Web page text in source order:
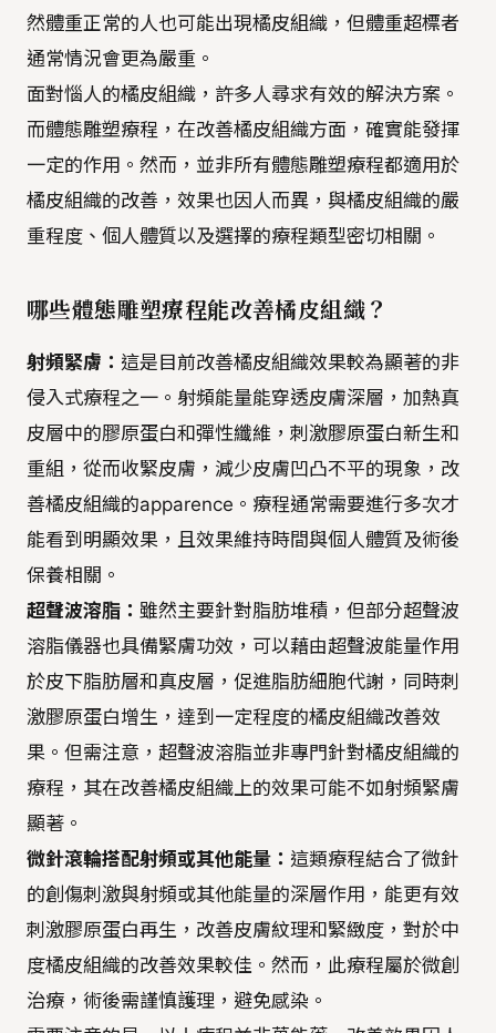
然體重正常的人也可能出現橘皮組織，但體重超標者
通常情況會更為嚴重。
面對惱人的橘皮組織，許多人尋求有效的解決方案。
而體態雕塑療程，在改善橘皮組織方面，確實能發揮
一定的作用。然而，並非所有體態雕塑療程都適用於
橘皮組織的改善，效果也因人而異，與橘皮組織的嚴
重程度、個人體質以及選擇的療程類型密切相關。
哪些體態雕塑療程能改善橘皮組織？
射頻緊膚： 這是目前改善橘皮組織效果較為顯著的非
侵入式療程之一。射頻能量能穿透皮膚深層，加熱真
皮層中的膠原蛋白和彈性纖維，刺激膠原蛋白新生和
重組，從而收緊皮膚，減少皮膚凹凸不平的現象，改
善橘皮組織的apparence。療程通常需要進行多次才
能看到明顯效果，且效果維持時間與個人體質及術後
保養相關。
超聲波溶脂： 雖然主要針對脂肪堆積，但部分超聲波
溶脂儀器也具備緊膚功效，可以藉由超聲波能量作用
於皮下脂肪層和真皮層，促進脂肪細胞代謝，同時刺
激膠原蛋白增生，達到一定程度的橘皮組織改善效
果。但需注意，超聲波溶脂並非專門針對橘皮組織的
療程，其在改善橘皮組織上的效果可能不如射頻緊膚
顯著。
微針滾輪搭配射頻或其他能量： 這類療程結合了微針
的創傷刺激與射頻或其他能量的深層作用，能更有效
刺激膠原蛋白再生，改善皮膚紋理和緊緻度，對於中
度橘皮組織的改善效果較佳。然而，此療程屬於微創
治療，術後需謹慎護理，避免感染。